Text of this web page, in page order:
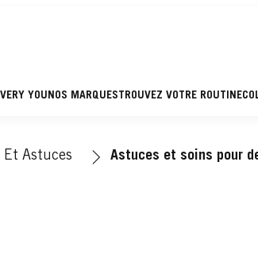
YOUNOS MARQUES TROUVEZ VOTRE ROUTINE
Et Astuces Astuces et soins pour